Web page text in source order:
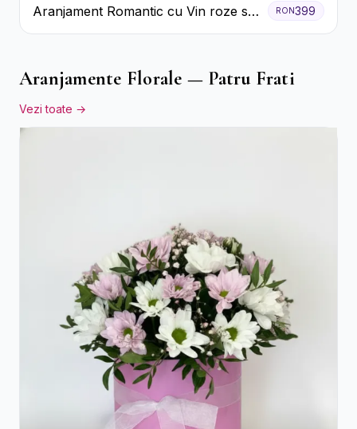
Aranjament Romantic cu Vin roze si
Flori pastel
RON399
Aranjamente Florale — Patru Frati
Vezi toate →